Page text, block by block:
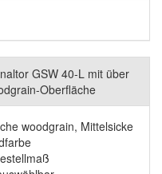
GSW 40-L mit über
Oberfläche
woodgrain, Mittelsicke